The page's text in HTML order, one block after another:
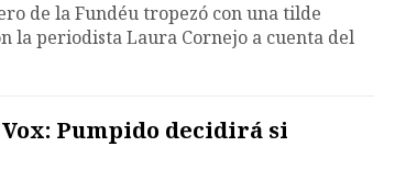
de la Fundéu tropezó con una tilde
la periodista Laura Cornejo a cuenta del
Pumpido decidirá si